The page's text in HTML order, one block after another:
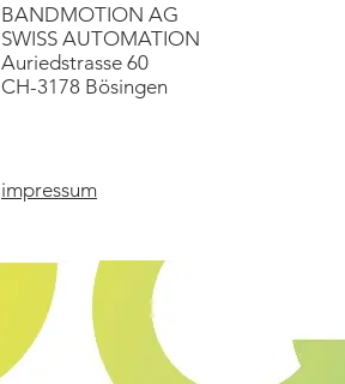
BANDMOTION AG
SWISS AUTOMATION
Auriedstrasse 60
CH-3178 Bösingen
impressum